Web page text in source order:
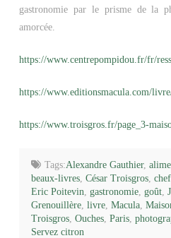
gastronomie par le prisme de la
amorcée.
https://www.centrepompidou.fr/fr/
https://www.editionsmacula.com/
https://www.troisgros.fr/page_3-
Tags:Alexandre Gauthier,
beaux-livres ,César Troisgros ,chef
Eric Poitevin ,gastronomie ,goût ,
Grenouillère ,livre ,Macula ,
Troisgros ,Ouches ,Paris ,
Servez citron